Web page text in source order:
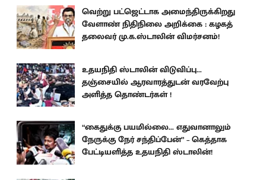
வெற்று பட்ஜெட்டாக அமைந்திருக்கிறது
வேளாண் நிதிநிலை அறிக்கை : கழகத்
தலைவர் மு.க.ஸ்டாலின் விமர்சனம்!
உதயநிதி ஸ்டாலின் விடுவிப்பு...
தஞ்சையில் ஆரவாரத்துடன் வரவேற்பு
அளித்த தொண்டர்கள் !
“கைதுக்கு பயமில்லை... எதுவானாலும்
நேருக்கு நேர் சந்திப்பேன்” – கெத்தாக
பேட்டியளித்த உதயநிதி ஸ்டாலின்!